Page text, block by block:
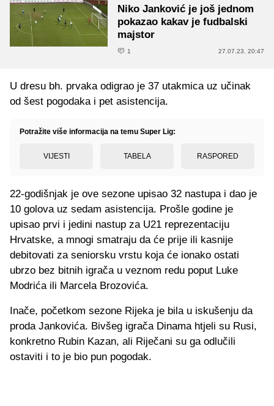
Niko Janković je još jednom
pokazao kakav je fudbalski
majstor
1 27.07.23. 20:47
U dresu bh. prvaka odigrao je 37 utakmica uz učinak
od šest pogodaka i pet asistencija.
Potražite više informacija na temu Super Lig:
VIJESTI TABELA RASPORED
22-godišnjak je ove sezone upisao 32 nastupa i dao je
10 golova uz sedam asistencija. Prošle godine je
upisao prvi i jedini nastup za U21 reprezentaciju
Hrvatske, a mnogi smatraju da će prije ili kasnije
debitovati za seniorsku vrstu koja će ionako ostati
ubrzo bez bitnih igrača u veznom redu poput Luke
Modrića ili Marcela Brozovića.
Inače, početkom sezone Rijeka je bila u iskušenju da
proda Jankovića. Bivšeg igrača Dinama htjeli su Rusi,
konkretno Rubin Kazan, ali Riječani su ga odlučili
ostaviti i to je bio pun pogodak.